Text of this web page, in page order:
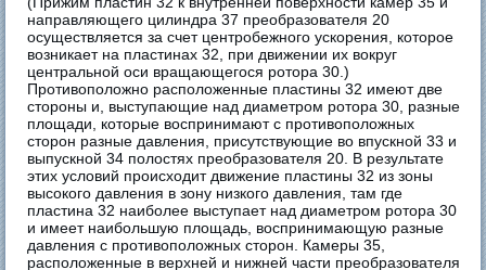
направляющего цилиндра 37 преобразователя 20
осуществляется за счет центробежного ускорения, которое
возникает на пластинах 32, при движении их вокруг
центральной оси вращающегося ротора 30.)
Противоположно расположенные пластины 32 имеют две
стороны и, выступающие над диаметром ротора 30, разные
площади, которые воспринимают с противоположных
сторон разные давления, присутствующие во впускной 33 и
выпускной 34 полостях преобразователя 20. В результате
этих условий происходит движение пластины 32 из зоны
высокого давления в зону низкого давления, там где
пластина 32 наиболее выступает над диаметром ротора 30
и имеет наибольшую площадь, воспринимающую разные
давления с противоположных сторон. Камеры 35,
расположенные в верхней и нижней части преобразователя